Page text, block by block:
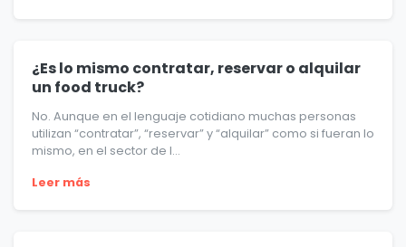
¿Es lo mismo contratar, reservar o alquilar
un food truck?
No. Aunque en el lenguaje cotidiano muchas personas
utilizan “contratar”, “reservar” y “alquilar” como si fueran lo
mismo, en el sector de l...
Leer más